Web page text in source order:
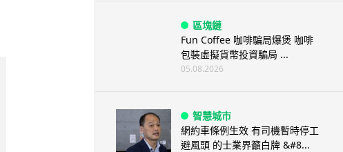
區塊鏈
Fun Coffee 咖啡騙局爆煲 咖啡
包裝虛擬貨幣投資騙局 ...
05.08.2026
智慧城市
網約車條例生效 有司機暫時停工
避風頭 的士業界籲白牌 &#8...